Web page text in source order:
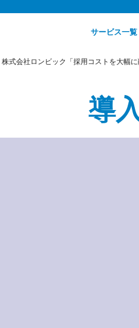
サービス一覧
株式会社ロンビック「採用コストを大幅に
導